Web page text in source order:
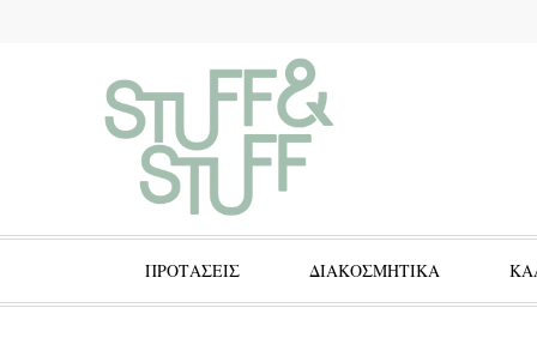
ΠΡΟΤΑΣΕΙΣ ΔΙΑΚΟΣΜΗΤΙΚΑ